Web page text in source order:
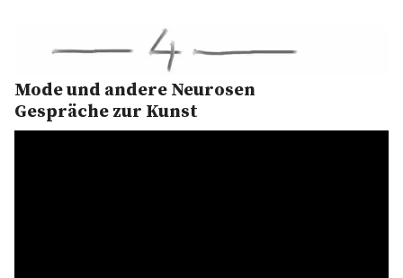
Mode und andere Neurosen
Gespräche zur Kunst